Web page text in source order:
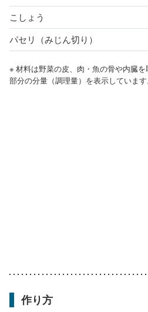
こしょう
パセリ（みじん切り）
※ 材料は野菜の皮、肉・魚の骨や内臓
部分の分量（調理量）を表示しています
作り方